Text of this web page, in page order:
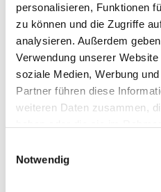
personalisieren, Funktionen
zu können und die Zugriffe
analysieren. Außerdem
Verwendung unserer
soziale Medien, Werbung
Partner führen diese
weiteren Daten zusammen,
Notwendig
Prüfungen
Datum Prüfung
09.11.2025
(v)